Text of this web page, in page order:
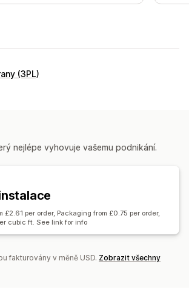
(3PL)
nejlépe vyhovuje vašemu podnikání.
£2.61 per order, Packaging from £0.75 per order,
cubic ft. See link for info
fakturovány v měně USD. Zobrazit všechny